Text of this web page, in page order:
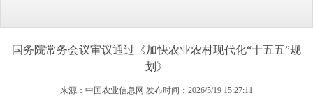
国务院常务会议审议通过《加快农业农村现代化“十五五”规
划》
来源：中国农业信息网 发布时间：2026/5/19 15:27:11